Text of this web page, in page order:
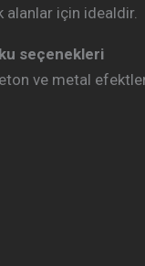
alanlar için idealdir.
seçenekleri
ve metal